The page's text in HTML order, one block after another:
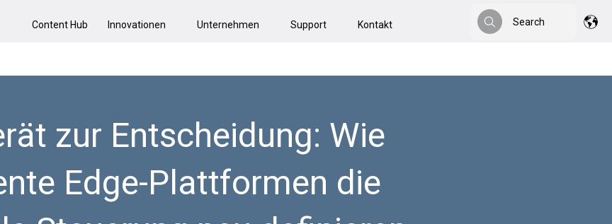
Content Hub Innovationen Unternehmen Support Kontakt
Search
Search
zur Entscheidung: Wie
Edge-Plattformen die